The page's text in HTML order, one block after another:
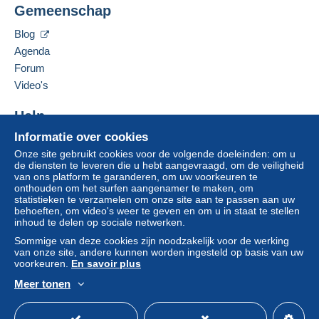
Een betaling die niet is verricht met
wordt door de verkoper terugbetaald aan de koper.
Een onbetaalde aankoop kan gevolgen hebben
voor de rekening van de koper.
Als de verkoopvoorwaarden van de verkoper
betalingsvoorwaarden van de website van
Delcampe, zoals gedefinieerd in de
gebruiksvoorwaarden , zijn de enige die van
toepassing zijn.
Aankopen moeten worden betaald binnen14
dagenna ontvangst van de eindafrekening van de
Garantie:
Herroepingsrecht|Retourkosten ten laste van de
koper.
Om de termijnen voor terugzending en
terugbetaling van het item te weten,raadpleegt u
De verkoper contacteren
Informatie over cookies
Onze site gebruikt cookies voor de volgende doeleinden: om u
de diensten te leveren die u hebt aangevraagd, om de veiligheid
van ons platform te garanderen, om uw voorkeuren te
onthouden om het surfen aangenamer te maken, om
statistieken te verzamelen om onze site aan te passen aan uw
behoeften, om video's weer te geven en om u in staat te stellen
inhoud te delen op sociale netwerken.
Sommige van deze cookies zijn noodzakelijk voor de werking
van onze site, andere kunnen worden ingesteld op basis van uw
voorkeuren. En savoir plus
Meer tonen
Gemeenschap
Blog
Agenda
Forum
Video's
Help
Hulpcentrum
Kopen op Delcampe
Verkopen op Delcampe
Een beveiligde website